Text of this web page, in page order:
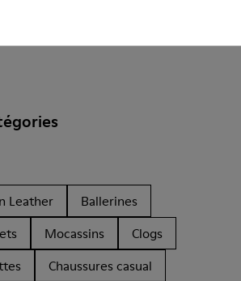
Leather
Ballerines
Mocassins
Clogs
Chaussures casual